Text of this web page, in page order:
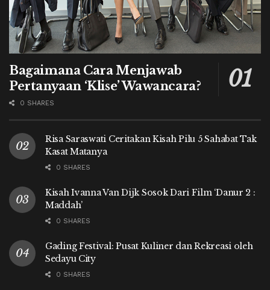
Bagaimana Cara Menjawab
Pertanyaan ‘Klise’ Wawancara?
0 SHARES
Risa Saraswati Ceritakan Kisah Pilu 5 Sahabat Tak
Kasat Matanya
0 SHARES
Kisah Ivanna Van Dijk Sosok Dari Film ‘Danur 2 :
Maddah’
0 SHARES
Gading Festival: Pusat Kuliner dan Rekreasi oleh
Sedayu City
0 SHARES